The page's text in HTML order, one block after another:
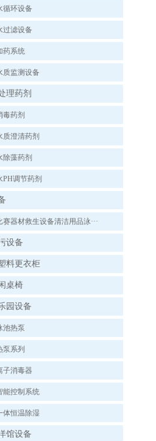
循环设备
过滤设备
药系统
质监测设备
理药剂
毒药剂
质澄清药剂
除藻药剂
PH调节药剂
赛器材救生设备清洁用品泳···
设备
料更衣柜
桌椅
园设备
池热泵
泵系列
子消毒器
能控制系统
体恒温除湿
馆设备